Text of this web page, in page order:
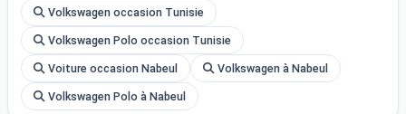
Volkswagen occasion Tunisie
Volkswagen Polo occasion Tunisie
Voiture occasion Nabeul Volkswagen à Nabeul
Volkswagen Polo à Nabeul